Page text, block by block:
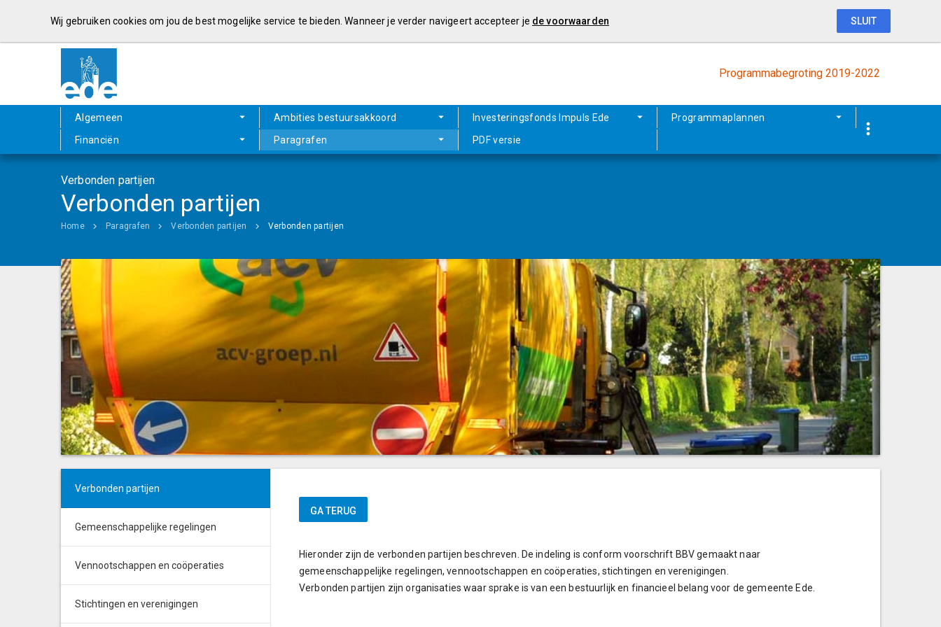
Programmabegroting 2019-2022
Algemeen Ambities bestuursakkoord Investeringsfonds Impuls Ede
Programmaplannen
Financiën
Paragrafen PDF versie
Verbonden partijen
Verbonden partijen
Home Paragrafen Verbonden partijen Verbonden partijen
Hieronder zijn de verbonden partijen beschreven. De indeling is conform voorschrift BBV gemaakt naar
gemeenschappelijke regelingen, vennootschappen en coöperaties, stichtingen en verenigingen.
Verbonden partijen zijn organisaties waar sprake is van een bestuurlijk en financieel belang voor de gemeente Ede.
Verbonden partijen
Gemeenschappelijke regelingen
Vennootschappen en coöperaties
Stichtingen en verenigingen
Wij gebruiken cookies om jou de best mogelijke service te bieden. Wanneer je verder navigeert accepteer je de voorwaarden SLUIT